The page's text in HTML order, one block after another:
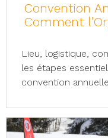
Convention
Comment
Lieu, logistique,
les étapes
convention